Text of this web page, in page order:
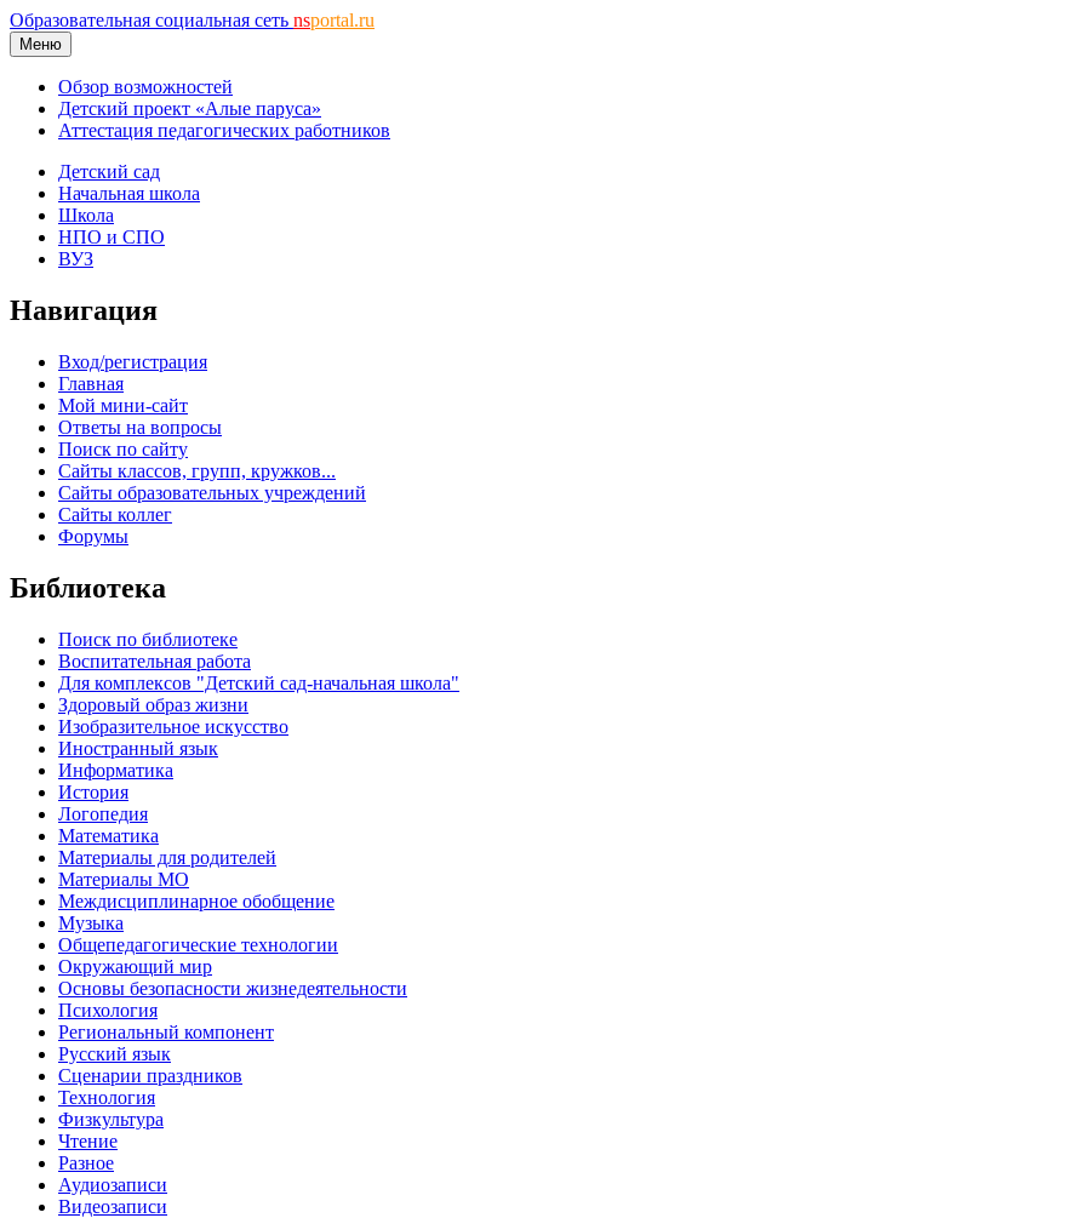
Образовательная социальная сеть nsportal.ru
Меню
Обзор возможностей
Детский проект «Алые паруса»
Аттестация педагогических работников
Детский сад
Начальная школа
Школа
НПО и СПО
ВУЗ
Навигация
Вход/регистрация
Главная
Мой мини-сайт
Ответы на вопросы
Поиск по сайту
Сайты классов, групп, кружков...
Сайты образовательных учреждений
Сайты коллег
Форумы
Библиотека
Поиск по библиотеке
Воспитательная работа
Для комплексов "Детский сад-начальная школа"
Здоровый образ жизни
Изобразительное искусство
Иностранный язык
Информатика
История
Логопедия
Математика
Материалы для родителей
Материалы МО
Междисциплинарное обобщение
Музыка
Общепедагогические технологии
Окружающий мир
Основы безопасности жизнедеятельности
Психология
Региональный компонент
Русский язык
Сценарии праздников
Технология
Физкультура
Чтение
Разное
Аудиозаписи
Видеозаписи